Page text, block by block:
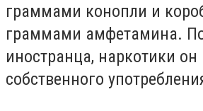
граммами конопли и
граммами амфетамина.
иностранца, наркотики он
собственного